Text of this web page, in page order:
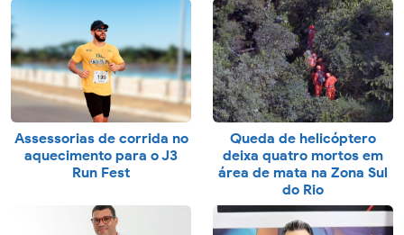
Assessorias de corrida no
aquecimento para o J3
Run Fest
Queda de helicóptero
deixa quatro mortos em
área de mata na Zona Sul
do Rio